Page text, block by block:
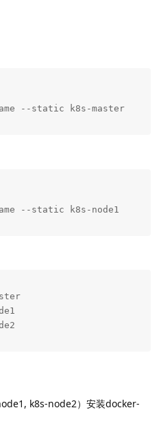
--static k8s-master
--static k8s-node1
k8s-node2）安装docker-